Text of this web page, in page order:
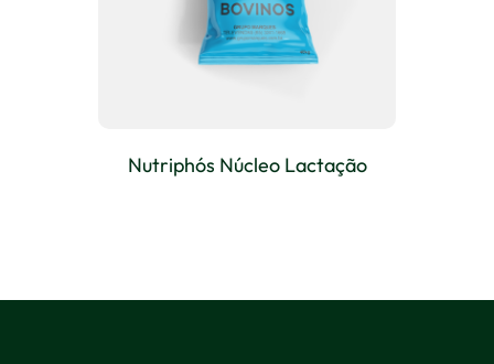
Nutriphós Núcleo Lactação